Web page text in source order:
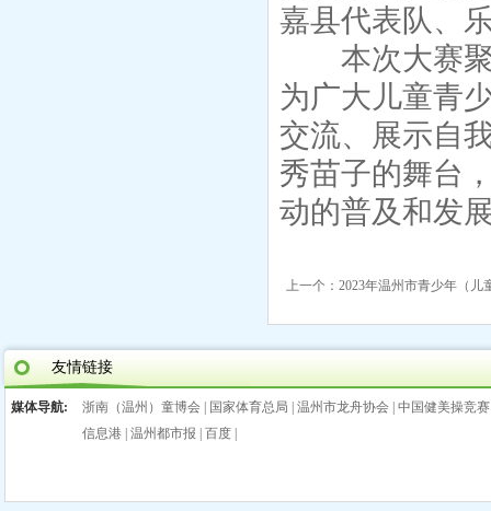
嘉县代表队、
本次大赛聚
为广大儿童青
交流、展示自
秀苗子的舞台
动的普及和发
上一个： 2023年温州市青少年（儿
友情链接
媒体导航: 浙南（温州）童博会 国家体育总局 温州市龙舟协会 中国健美操竞
信息港 温州都市报 百度